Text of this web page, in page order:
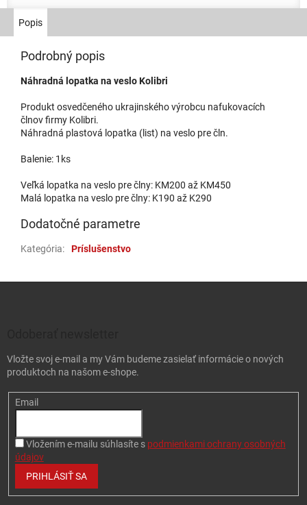
Popis
Podrobný popis
Náhradná lopatka na veslo Kolibri
Produkt osvedčeného ukrajinského výrobcu nafukovacích
člnov firmy Kolibri.
Náhradná plastová lopatka (list) na veslo pre čln.
Balenie: 1ks
Veľká lopatka na veslo pre člny: KM200 až KM450
Malá lopatka na veslo pre člny: K190 až K290
Dodatočné parametre
Kategória: Príslušenstvo
Vložte svoj e-mail a my Vám budeme zasielať informácie o nových
produktoch na našom e-shope.
Email
Vložením e-mailu súhlasíte s podmienkami ochrany osobných
údajov
PRIHLÁSIŤ SA